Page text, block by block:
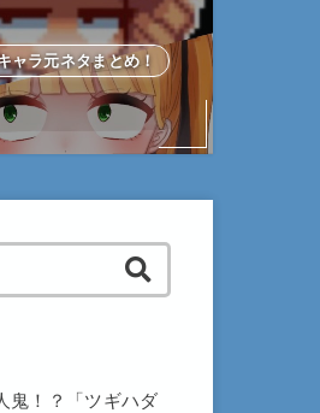
ャラ元ネタまとめ！
available use up and down
鬼！？「ツギハダ